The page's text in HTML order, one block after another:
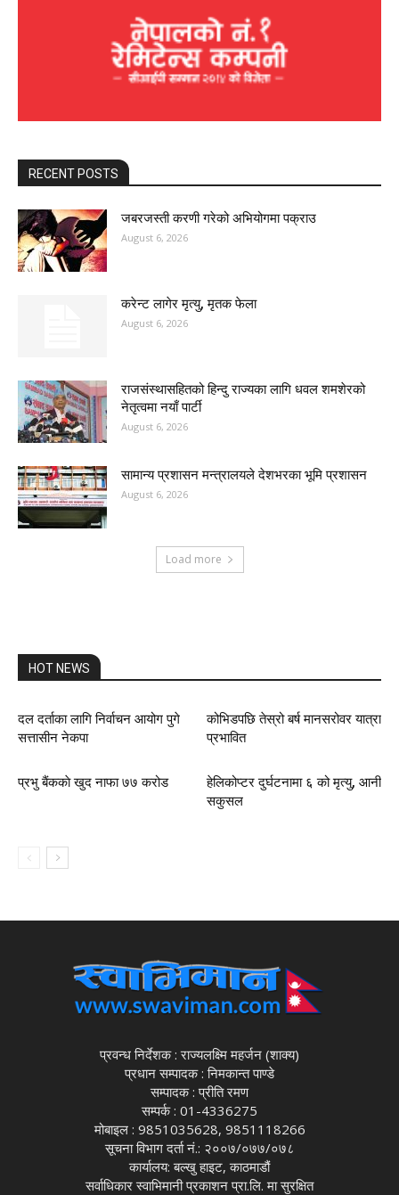
RECENT POSTS
जबरजस्ती करणी गरेको अभियोगमा पक्राउ
August 6, 2026
करेन्ट लागेर मृत्यु, मृतक फेला
August 6, 2026
राजसंस्थासहितको हिन्दु राज्यका लागि धवल शमशेरको
नेतृत्वमा नयाँ पार्टी
August 6, 2026
सामान्य प्रशासन मन्त्रालयले देशभरका भूमि प्रशासन
August 6, 2026
Load more
HOT NEWS
दल दर्ताका लागि निर्वाचन आयोग पुगे
सत्तासीन नेकपा
कोभिडपछि तेस्रो बर्ष मानसरोवर यात्रा
प्रभावित
प्रभु बैंककाे खुद नाफा ७७ करोड
हेलिकोप्टर दुर्घटनामा ६ को मृत्यु, आनी
सकुसल
प्रवन्ध निर्देशक : राज्यलक्ष्मि महर्जन (शाक्य)
प्रधान सम्पादक : निमकान्त पाण्डे
सम्पादक : प्रीति रमण
सम्पर्क : 01-4336275
मोबाइल : 9851035628, 9851118266
सूचना विभाग दर्ता नं.: २००७/०७७/०७८
कार्यालय: बल्खु हाइट, काठमाडौं
सर्वाधिकार स्वाभिमानी प्रकाशन प्रा.लि. मा सुरक्षित